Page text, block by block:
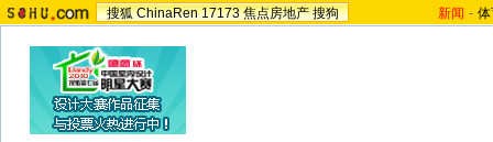
搜狐 ChinaRen 17173 焦点房地产 搜狗 新闻 -